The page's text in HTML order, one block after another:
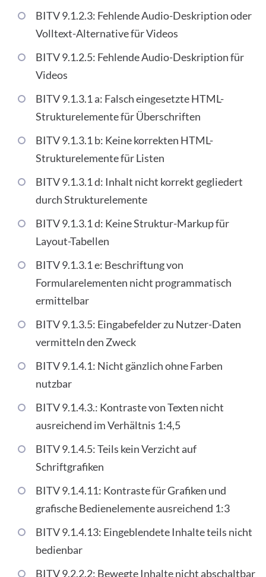
BITV 9.1.2.3: Fehlende Audio-Deskription oder
Volltext-Alternative für Videos
BITV 9.1.2.5: Fehlende Audio-Deskription für
Videos
BITV 9.1.3.1 a: Falsch eingesetzte HTML-
Strukturelemente für Überschriften
BITV 9.1.3.1 b: Keine korrekten HTML-
Strukturelemente für Listen
BITV 9.1.3.1 d: Inhalt nicht korrekt gegliedert
durch Strukturelemente
BITV 9.1.3.1 d: Keine Struktur-Markup für
Layout-Tabellen
BITV 9.1.3.1 e: Beschriftung von
Formularelementen nicht programmatisch
ermittelbar
BITV 9.1.3.5: Eingabefelder zu Nutzer-Daten
vermitteln den Zweck
BITV 9.1.4.1: Nicht gänzlich ohne Farben
nutzbar
BITV 9.1.4.3.: Kontraste von Texten nicht
ausreichend im Verhältnis 1:4,5
BITV 9.1.4.5: Teils kein Verzicht auf
Schriftgrafiken
BITV 9.1.4.11: Kontraste für Grafiken und
grafische Bedienelemente ausreichend 1:3
BITV 9.1.4.13: Eingeblendete Inhalte teils nicht
bedienbar
BITV 9.2.2.2: Bewegte Inhalte nicht abschaltbar